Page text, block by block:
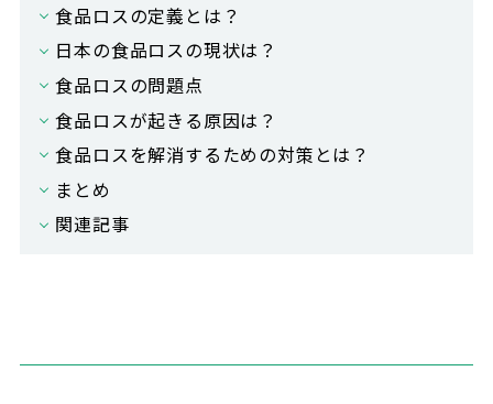
食品ロスの定義とは？
日本の食品ロスの現状は？
食品ロスの問題点
食品ロスが起きる原因は？
食品ロスを解消するための対策とは？
まとめ
関連記事